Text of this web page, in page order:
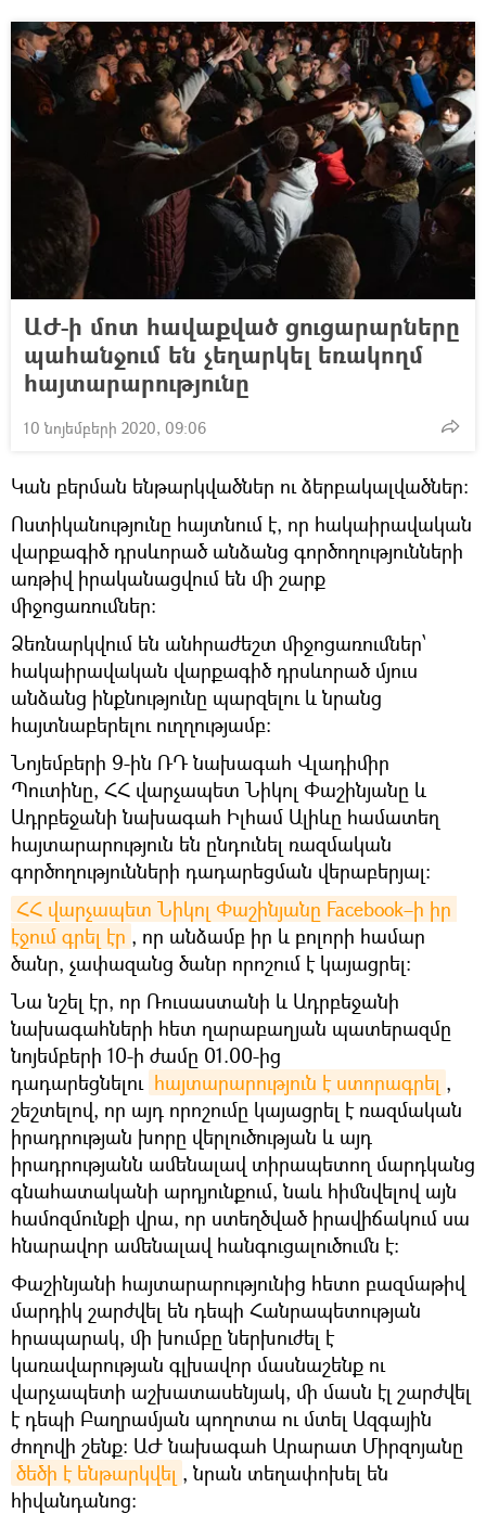
ԱԺ-ի մոտ հավաքված ցուցարարները
պահանջում են չեղարկել եռակողմ
հայտարարությունը
10 նոյեմբերի 2020, 09:06
Կան բերման ենթարկվածներ ու ձերբակալվածներ։
Ոստիկանությունը հայտնում է, որ հակաիրավական
վարքագիծ դրսևորած անձանց գործողությունների
առթիվ իրականացվում են մի շարք
միջոցառումներ։
Ձեռնարկվում են անհրաժեշտ միջոցառումներ՝
հակաիրավական վարքագիծ դրսևորած մյուս
անձանց ինքնությունը պարզելու և նրանց
հայտնաբերելու ուղղությամբ։
Նոյեմբերի 9-ին ՌԴ նախագահ Վլադիմիր
Պուտինը, ՀՀ վարչապետ Նիկոլ Փաշինյանը և
Ադրբեջանի նախագահ Իլհամ Ալիևը համատեղ
հայտարարություն են ընդունել ռազմական
գործողությունների դադարեցման վերաբերյալ։
ՀՀ վարչապետ Նիկոլ Փաշինյանը Facebook–ի իր
էջում գրել էր , որ անձամբ իր և բոլորի համար
ծանր, չափազանց ծանր որոշում է կայացրել:
Նա նշել էր, որ Ռուսաստանի և Ադրբեջանի
նախագահների հետ ղարաբաղյան պատերազմը
նոյեմբերի 10-ի ժամը 01.00-ից
դադարեցնելու հայտարարություն է ստորագրել ,
շեշտելով, որ այդ որոշումը կայացրել է ռազմական
իրադրության խորը վերլուծության և այդ
իրադրությանն ամենալավ տիրապետող մարդկանց
գնահատականի արդյունքում, նաև հիմնվելով այն
համոզմունքի վրա, որ ստեղծված իրավիճակում սա
հնարավոր ամենալավ հանգուցալուծումն է:
Փաշինյանի հայտարարությունից հետո բազմաթիվ
մարդիկ շարժվել են դեպի Հանրապետության
հրապարակ, մի խումբը ներխուժել է
կառավարության գլխավոր մասնաշենք ու
վարչապետի աշխատասենյակ, մի մասն էլ շարժվել
է դեպի Բաղրամյան պողոտա ու մտել Ազգային
ժողովի շենք։ ԱԺ նախագահ Արարատ Միրզոյանը
ծեծի է ենթարկվել , նրան տեղափոխել են
հիվանդանոց։